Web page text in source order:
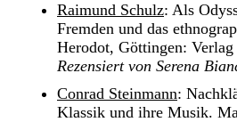
Raimund Schulz: Als
Fremden und das
Herodot, Göttingen:
Rezensiert von Serena
Conrad Steinmann:
Klassik und ihre Musik.